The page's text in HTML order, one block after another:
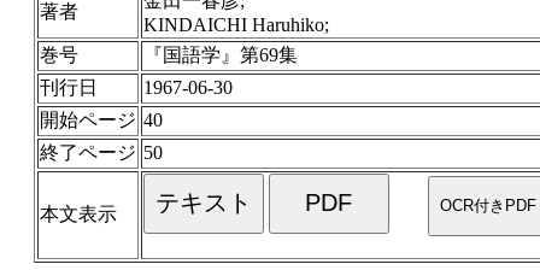
著者
KINDAICHI Haruhiko;
巻号
『国語学』第69集
刊行日
1967-06-30
開始ページ 40
終了ページ 50
本文表示